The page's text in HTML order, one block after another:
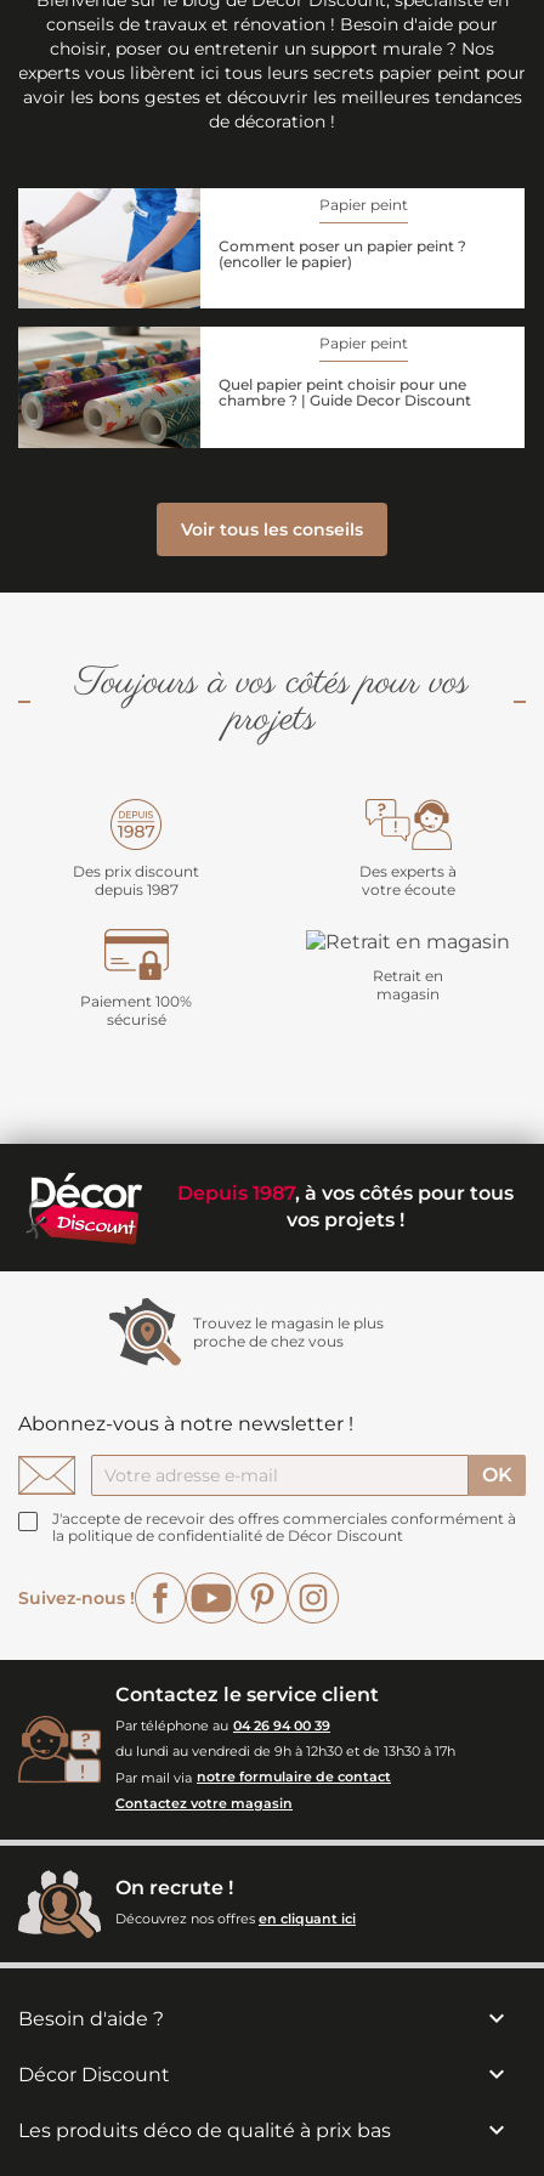
conseils de travaux et rénovation ! Besoin d'aide pour
choisir, poser ou entretenir un support murale ? Nos
experts vous libèrent ici tous leurs secrets papier peint pour
avoir les bons gestes et découvrir les meilleures tendances
de décoration !
Papier peint
Comment poser un papier peint ?
(encoller le papier)
Papier peint
Quel papier peint choisir pour une
chambre ? | Guide Decor Discount
Voir tous les conseils
Toujours à vos côtés pour vos
projets
Des prix discount
depuis 1987
Des experts à
votre écoute
Paiement 100%
sécurisé
Retrait en
magasin
Depuis 1987, à vos côtés pour tous
vos projets !
Trouvez le magasin le plus
proche de chez vous
Abonnez-vous à notre newsletter !
J'accepte de recevoir des offres commerciales conformément à
la politique de confidentialité de Décor Discount
Suivez-nous !
FacebookYouTubePinterest
Contactez le service client
Par téléphone au 04 26 94 00 39
du lundi au vendredi de 9h à 12h30 et de 13h30 à 17h
Par mail via notre formulaire de contact
Contactez votre magasin
On recrute !
Découvrez nos offres en cliquant ici
Besoin d'aide ? 
Décor Discount 
Les produits déco de qualité à prix bas 